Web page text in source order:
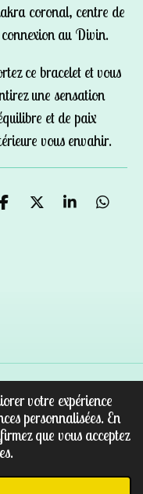
votre expérience
personnalisées. En
que vous acceptez
coronal, centre de
au Divin.
ce bracelet et vous
une sensation
et de paix
vous envahir.
P
P
P
P